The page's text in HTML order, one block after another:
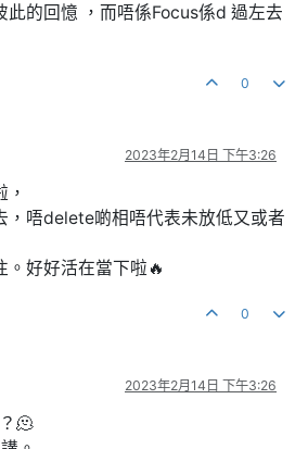
此的回憶 ，而唔係Focus係d 過左去
0
2023年2月14日 下午3:26
，唔delete啲相唔代表未放低又或者
。好好活在當下啦🔥
0
2023年2月14日 下午3:26
🫠